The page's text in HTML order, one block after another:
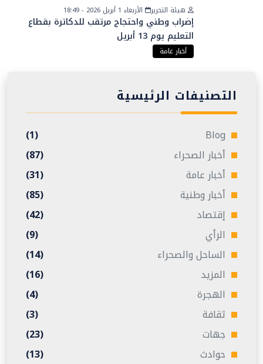
هيئة التحرير الأربعاء 1 أبريل 2026 - 18:49
إضراب وطني واحتجاج مرتقب للدكاترة بقطاع
التعليم يوم 13 أبريل
أخبار عامة
التصنيفات الرئيسية
Blog
(1)
أخبار الصحراء
(87)
أخبار عامة
(31)
أخبار وطنية
(85)
إقتصاد
(42)
الرأي
(9)
الساحل والصحراء
(14)
المزيد
(16)
الهجرة
(4)
ثقافة
(3)
جهات
(23)
حوادث
(13)